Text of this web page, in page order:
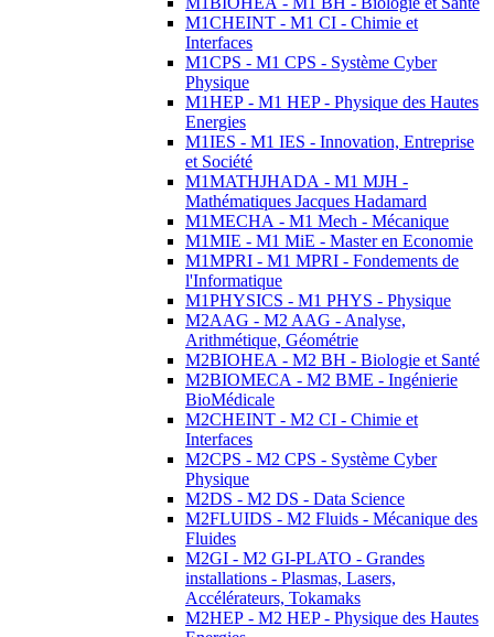
M1CHEINT - M1 CI - Chimie et
Interfaces
M1CPS - M1 CPS - Système Cyber
Physique
M1HEP - M1 HEP - Physique des Hautes
Energies
M1IES - M1 IES - Innovation, Entreprise
et Société
M1MATHJHADA - M1 MJH -
Mathématiques Jacques Hadamard
M1MECHA - M1 Mech - Mécanique
M1MIE - M1 MiE - Master en Economie
M1MPRI - M1 MPRI - Fondements de
l'Informatique
M1PHYSICS - M1 PHYS - Physique
M2AAG - M2 AAG - Analyse,
Arithmétique, Géométrie
M2BIOHEA - M2 BH - Biologie et Santé
M2BIOMECA - M2 BME - Ingénierie
BioMédicale
M2CHEINT - M2 CI - Chimie et
Interfaces
M2CPS - M2 CPS - Système Cyber
Physique
M2DS - M2 DS - Data Science
M2FLUIDS - M2 Fluids - Mécanique des
Fluides
M2GI - M2 GI-PLATO - Grandes
installations - Plasmas, Lasers,
Accélérateurs, Tokamaks
M2HEP - M2 HEP - Physique des Hautes